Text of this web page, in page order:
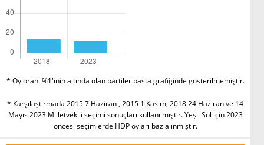
* Oy oranı %1'inin altında olan partiler pasta grafiğinde gösterilmemiştir.
* Karşılaştırmada 2015 7 Haziran , 2015 1 Kasım, 2018 24 Haziran ve 14
Mayıs 2023 Milletvekili seçimi sonuçları kullanılmıştır. Yeşil Sol için 2023
öncesi seçimlerde HDP oyları baz alınmıştır.